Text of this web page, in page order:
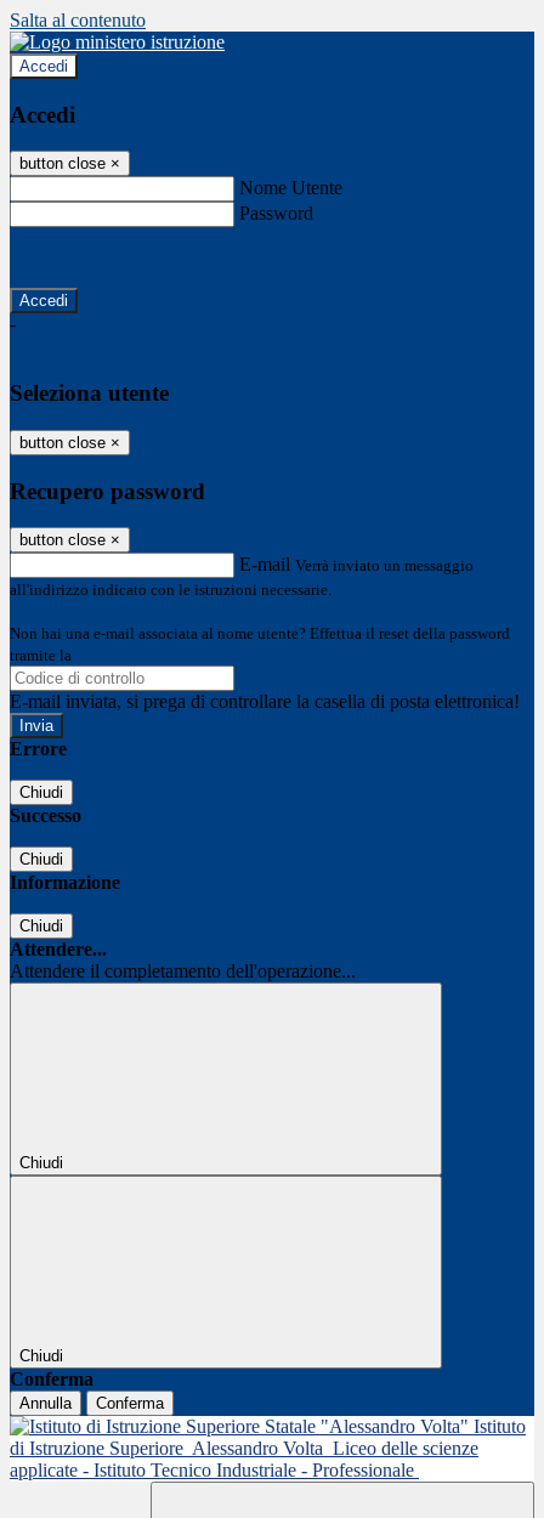
Salta al contenuto
Accedi
Accedi
button close ×
Nome Utente
Password
-
Seleziona utente
button close ×
Recupero password
button close ×
E-mail Verrà inviato un messaggio
all'indirizzo indicato con le istruzioni necessarie.
Non hai una e-mail associata al nome utente? Effettua il reset della password
tramite la
E-mail inviata, si prega di controllare la casella di posta elettronica!
Errore
Chiudi
Successo
Chiudi
Informazione
Chiudi
Attendere...
Attendere il completamento dell'operazione...
Chiudi
Chiudi
Conferma
Annulla Conferma
Istituto
di Istruzione Superiore Alessandro Volta Liceo delle scienze
applicate - Istituto Tecnico Industriale - Professionale